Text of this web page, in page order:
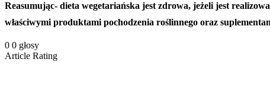
Reasumując- dieta wegetariańska jest zdrowa, jeżeli jest
właściwymi produktami pochodzenia roślinnego oraz
0 0 głosy
Article Rating